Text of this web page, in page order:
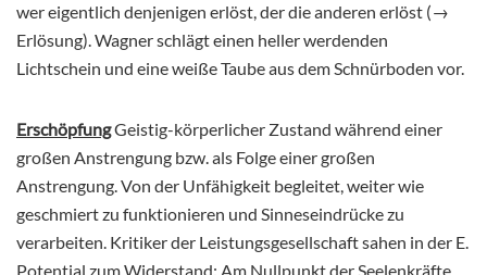
wer eigentlich denjenigen erlöst, der die anderen erlöst (→
Erlösung). Wagner schlägt einen heller werdenden
Lichtschein und eine weiße Taube aus dem Schnürboden vor.
ErschöpfungGeistig-körperlicher Zustand während einer
großen Anstrengung bzw. als Folge einer großen
Anstrengung. Von der Unfähigkeit begleitet, weiter wie
geschmiert zu funktionieren und Sinneseindrücke zu
verarbeiten. Kritiker der Leistungsgesellschaft sahen in der E.
Potential zum Widerstand: Am Nullpunkt der Seelenkräfte